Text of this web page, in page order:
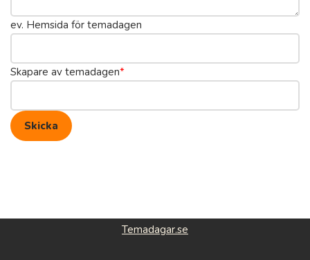
ev. Hemsida för temadagen
Skapare av temadagen*
Skicka
Temadagar.se